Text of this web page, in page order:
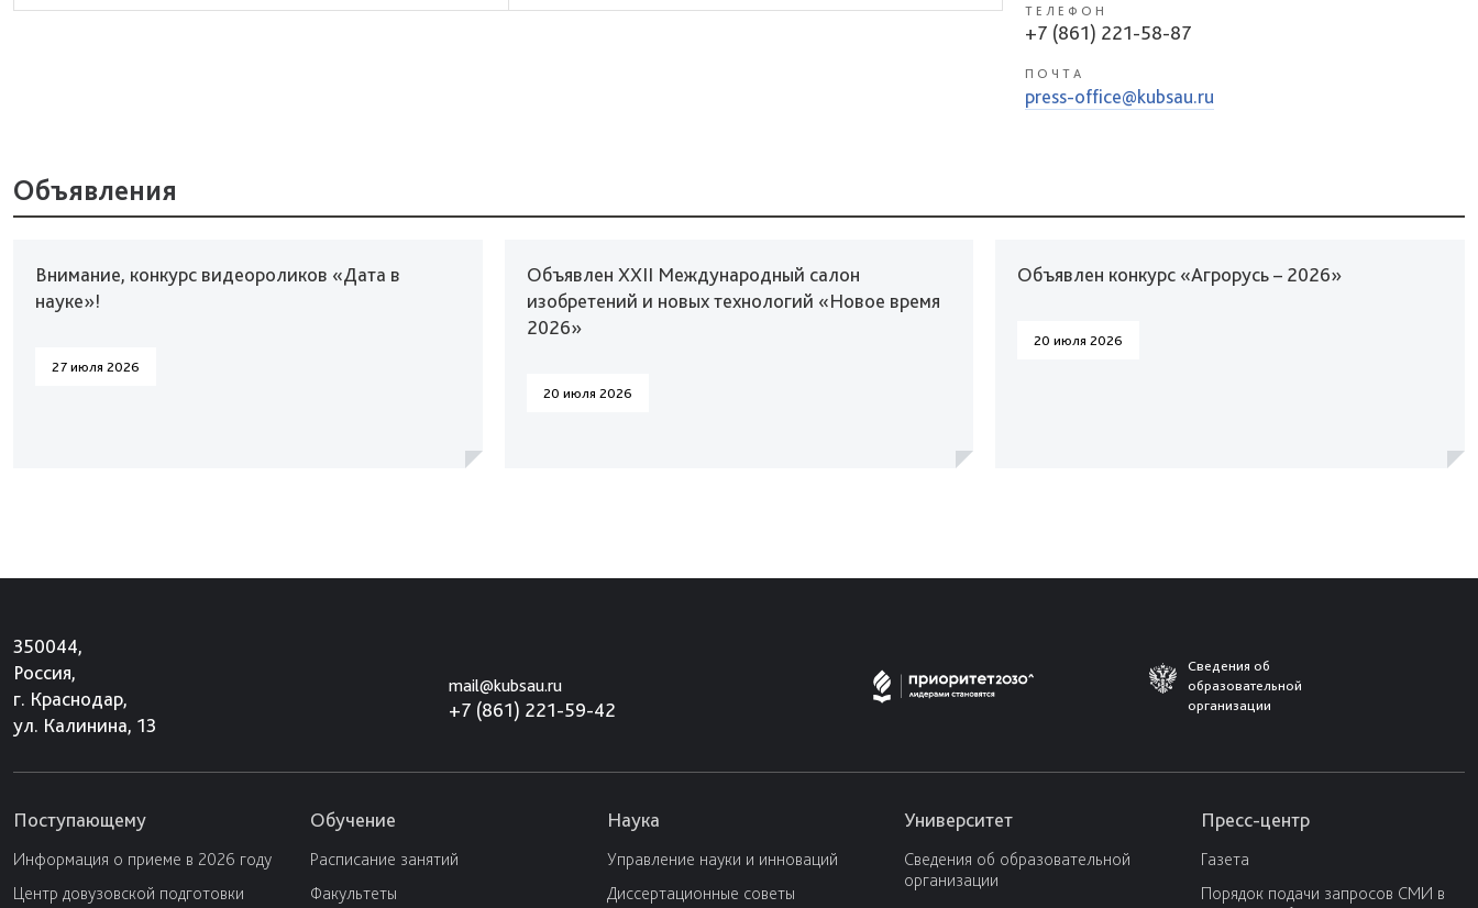
ТЕЛЕФОН
+7 (861) 221-58-87
ПОЧТА
press-office@kubsau.ru
Объявления
Внимание, конкурс видеороликов «Дата в
науке»!
27 июля 2026
Объявлен XXII Международный салон
изобретений и новых технологий «Новое время
2026»
20 июля 2026
Объявлен конкурс «Агрорусь – 2026»
20 июля 2026
350044,
Россия,
г. Краснодар,
ул. Калинина, 13
mail@kubsau.ru
+7 (861) 221-59-42
Сведения об
образовательной
организации
Поступающему
Информация о приеме в 2026 году
Центр довузовской подготовки
Обучение
Расписание занятий
Факультеты
Наука
Управление науки и инноваций
Диссертационные советы
Университет
Сведения об образовательной
организации
Пресс-центр
Газета
Порядок подачи запросов СМИ в